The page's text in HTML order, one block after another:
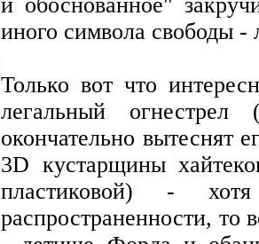
иного символа свободы -
Только вот что
легальный
окончательно вытеснят
3D кустарщины
пластиковой) -
распространенности, то